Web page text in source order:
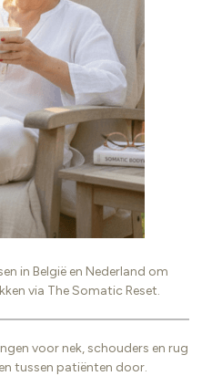
in België en Nederland om
via The Somatic Reset.
voor nek, schouders en rug
tussen patiënten door.